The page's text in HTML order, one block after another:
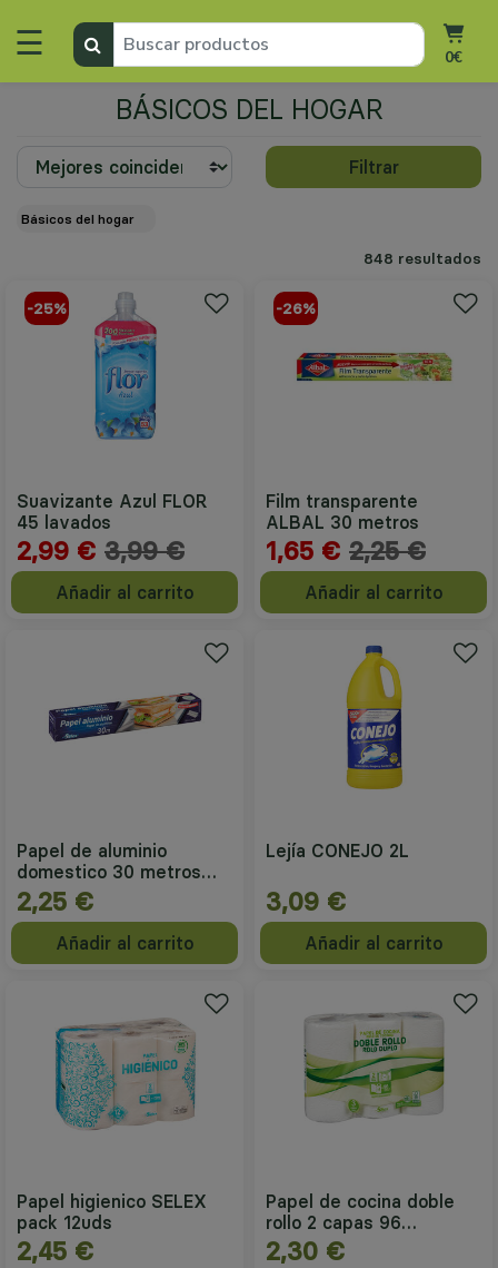
0€
☰
BÁSICOS DEL HOGAR
Filtrar
básicos del hogar
848 resultados
-25%
Suavizante Azul FLOR
45 lavados
2,99 € 3,99 €
Añadir al carrito
-26%
Film transparente
ALBAL 30 metros
1,65 € 2,25 €
Añadir al carrito
Papel de aluminio
domestico 30 metros
29cm
2,25 €
Añadir al carrito
Lejía CONEJO 2L
3,09 €
Añadir al carrito
Papel higienico SELEX
pack 12uds
2,45 €
Papel de cocina doble
rollo 2 capas 96
servicios SELEX 3uds
2,30 €